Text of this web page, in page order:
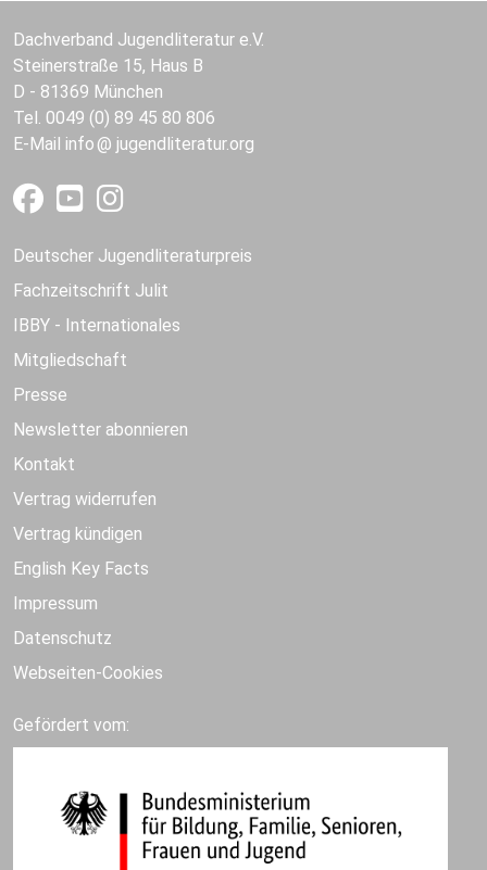
Dachverband Jugendliteratur e.V.
Steinerstraße 15, Haus B
D - 81369 München
Tel. 0049 (0) 89 45 80 806
E-Mail info jugendliteratur.org
Deutscher Jugendliteraturpreis
Fachzeitschrift Julit
IBBY - Internationales
Mitgliedschaft
Presse
Newsletter abonnieren
Kontakt
Vertrag widerrufen
Vertrag kündigen
English Key Facts
Impressum
Datenschutz
Webseiten-Cookies
Gefördert vom: